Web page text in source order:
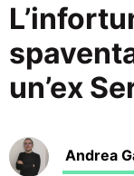
un’ex
Andrea